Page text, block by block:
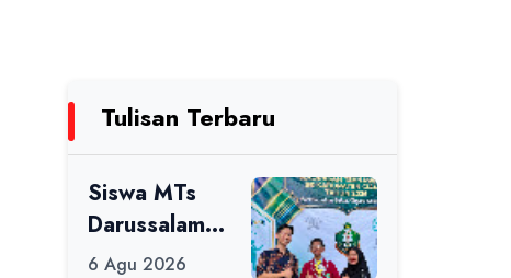
Tulisan Terbaru
Siswa MTs
Darussalam
Raih Juara 1
6 Agu 2026